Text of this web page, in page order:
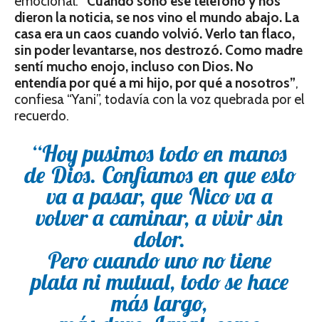
dieron la noticia, se nos vino el mundo abajo. La
casa era un caos cuando volvió. Verlo tan flaco,
sin poder levantarse, nos destrozó. Como madre
sentí mucho enojo, incluso con Dios. No
entendía por qué a mi hijo, por qué a nosotros”,
confiesa “Yani”, todavía con la voz quebrada por el
recuerdo.
“Hoy pusimos todo en manos
de Dios. Confiamos en que esto
va a pasar, que Nico va a
volver a caminar, a vivir sin
dolor.
Pero cuando uno no tiene
plata ni mutual, todo se hace
más largo,